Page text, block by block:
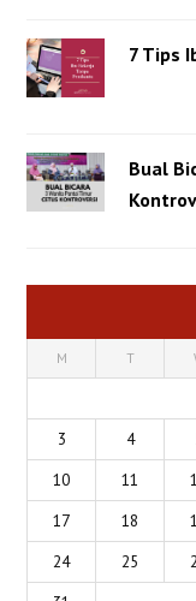
7 Tips
Bual
M T
3
4
10
11
17
18
24
25